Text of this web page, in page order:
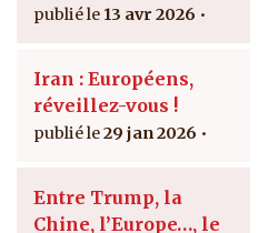
13 avr 2026
Iran : Européens,
réveillez-vous !
29 jan 2026
Entre Trump, la
Chine, l’Europe…, le